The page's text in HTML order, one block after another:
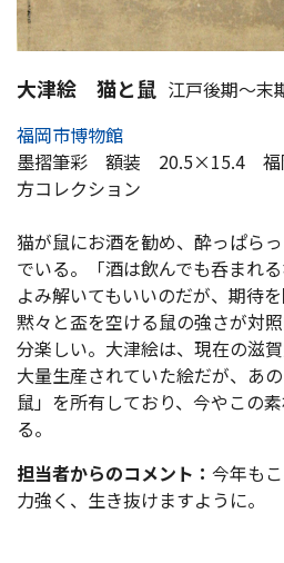
大津絵 猫と鼠 江戸後期～
福岡市博物館
墨摺筆彩 額装 20.5×15.4 福
方コレクション
猫が鼠にお酒を勧め、酔っぱら
でいる。「酒は飲んでも呑まれ
よみ解いてもいいのだが、期待
黙々と盃を空ける鼠の強さが対
分楽しい。大津絵は、現在の滋
大量生産されていた絵だが、あ
鼠」を所有しており、今やこの
る。
担当者からのコメント： 今年も
力強く、生き抜けますように。